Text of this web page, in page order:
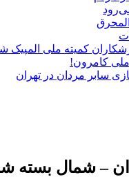
کمیته ملی المپیک
ملی کامرون!
سابر مردان در تهران
– شمال بسته